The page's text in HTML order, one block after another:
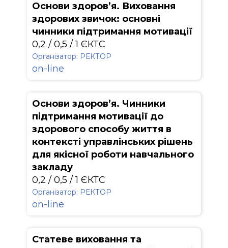
Основи здоровʼя. Виховання
здорових звичок: основні
чинники підтримання мотивації
0,2 / 0,5 / 1 ЄКТС
Організатор: РЕКТОР
on-line
Основи здоров’я. Чинники
підтримання мотивації до
здорового способу життя в
контексті управлінських рішень
для якісної роботи навчального
закладу
0,2 / 0,5 / 1 ЄКТС
Організатор: РЕКТОР
on-line
Статеве виховання та